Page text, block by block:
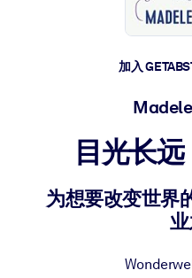
培养您的员工应对未来挑战
面向 LMS/LXP
将简短且经过验证的知识引
加入
目光长
为想要改变世界